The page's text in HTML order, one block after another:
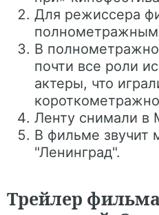
Для режиссера
В
почти все роли
актеры, что
Ленту снимали в
В фильме звучит
"Ленинград".
Трейлер